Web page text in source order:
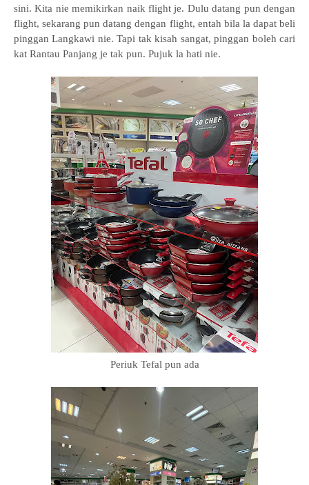
sini. Kita nie memikirkan naik flight je. Dulu datang pun dengan
flight, sekarang pun datang dengan flight, entah bila la dapat beli
pinggan Langkawi nie. Tapi tak kisah sangat, pinggan boleh cari
kat Rantau Panjang je tak pun. Pujuk la hati nie.
Periuk Tefal pun ada